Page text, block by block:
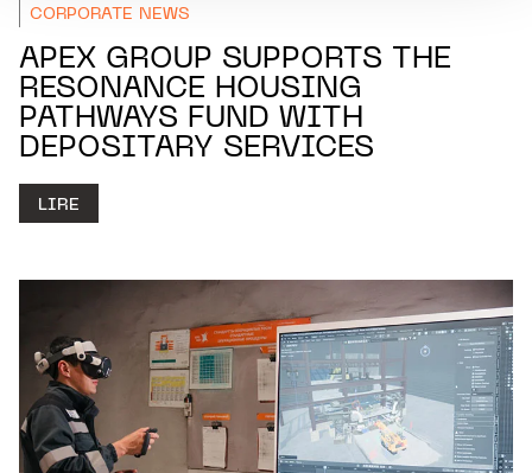
CORPORATE NEWS
APEX GROUP SUPPORTS THE
RESONANCE HOUSING
PATHWAYS FUND WITH
DEPOSITARY SERVICES
LIRE